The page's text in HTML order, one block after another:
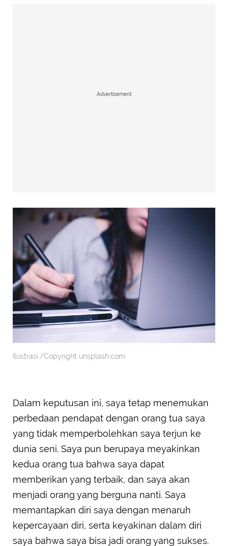
Advertisement
Ilustrasi./Copyright unsplash.com
Dalam keputusan ini, saya tetap menemukan
perbedaan pendapat dengan orang tua saya
yang tidak memperbolehkan saya terjun ke
dunia seni. Saya pun berupaya meyakinkan
kedua orang tua bahwa saya dapat
memberikan yang terbaik, dan saya akan
menjadi orang yang berguna nanti. Saya
memantapkan diri saya dengan menaruh
kepercayaan diri, serta keyakinan dalam diri
saya bahwa saya bisa jadi orang yang sukses.